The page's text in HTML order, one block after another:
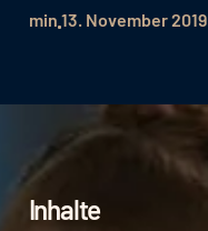
min 13. November 2019
Inhalte